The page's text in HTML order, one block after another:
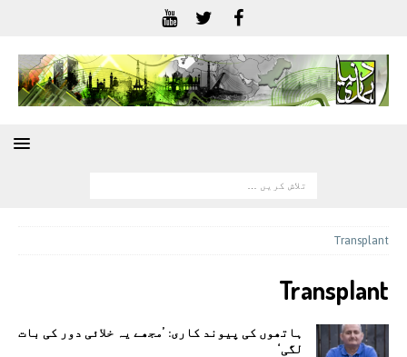
Transplant
Transplant
ہاتھوں کی پیوند کاری: ’مجھے یہ خلائی دور کی بات
لگی‘